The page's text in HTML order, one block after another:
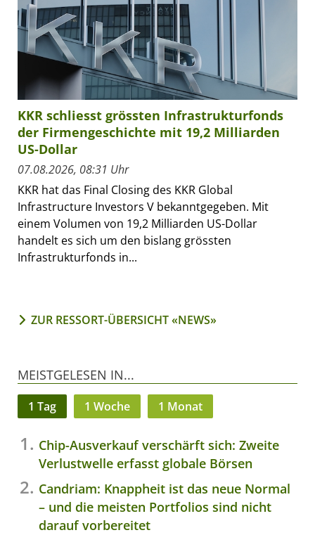
KKR schliesst grössten Infrastrukturfonds
der Firmengeschichte mit 19,2 Milliarden
US-Dollar
07.08.2026, 08:31 Uhr
KKR hat das Final Closing des KKR Global
Infrastructure Investors V bekanntgegeben. Mit
einem Volumen von 19,2 Milliarden US-Dollar
handelt es sich um den bislang grössten
Infrastrukturfonds in...
ZUR RESSORT-ÜBERSICHT «NEWS»
MEISTGELESEN IN...
1 Tag 1 Woche 1 Monat
Chip-Ausverkauf verschärft sich: Zweite
Verlustwelle erfasst globale Börsen
Candriam: Knappheit ist das neue Normal
– und die meisten Portfolios sind nicht
darauf vorbereitet